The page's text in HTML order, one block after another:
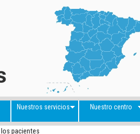
Nuestros servicios Nuestro centro
pacientes